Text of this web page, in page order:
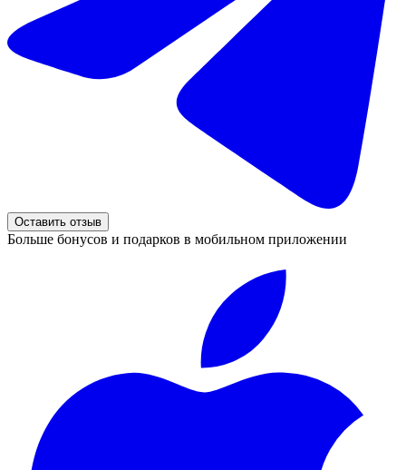
Оставить отзыв
Больше бонусов и подарков в мобильном приложении